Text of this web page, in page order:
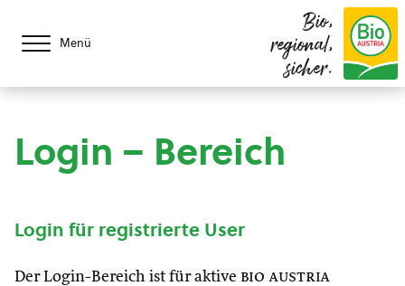
Menü
Bio,
regional,
sicher.
Login – Bereich
Login für registrierte User
Der Login-Bereich ist für aktive bio austria